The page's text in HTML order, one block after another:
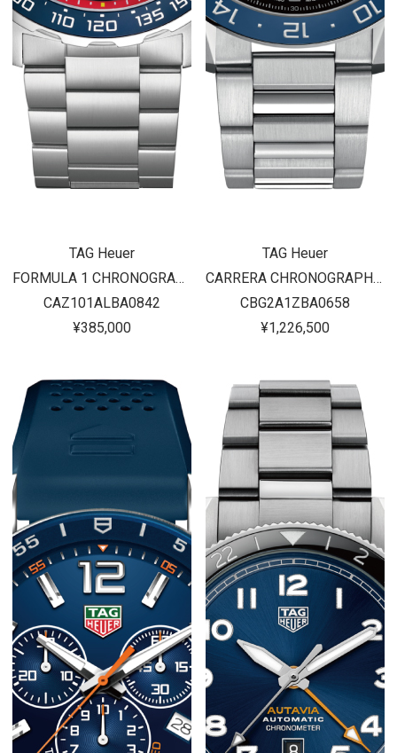
TAG Heuer
FORMULA 1 CHRONOGRAPH Red Bull Racing
CAZ101ALBA0842
¥385,000
TAG Heuer
CARRERA CHRONOGRAPH GMT CALIBRE HEUER 02
CBG2A1ZBA0658
¥1,226,500